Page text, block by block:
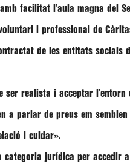
facilitat l’aula magna del
i professional de
de les entitats socials
ser realista i acceptar
a parlar de preus em
i cuidar».
categoria jurídica per accedir